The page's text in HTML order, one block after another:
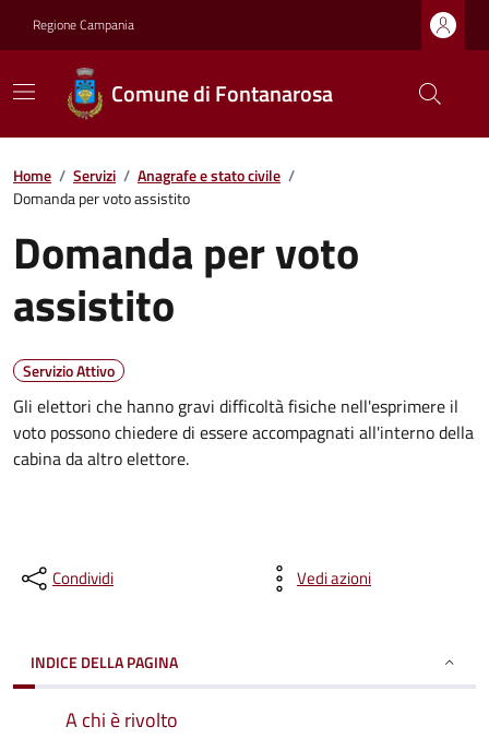
Regione Campania
Comune di Fontanarosa
Home / Servizi / Anagrafe e stato civile /
Domanda per voto assistito
Domanda per voto
assistito
Servizio Attivo
Gli elettori che hanno gravi difficoltà fisiche nell'esprimere il
voto possono chiedere di essere accompagnati all'interno della
cabina da altro elettore.
Condividi Vedi azioni
INDICE DELLA PAGINA
A chi è rivolto